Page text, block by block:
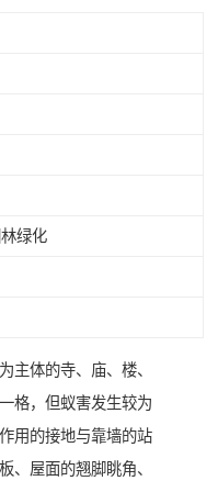
绿化
主体的寺、庙、楼、
格，但蚁害发生较为
用的接地与靠墙的站
、屋面的翘脚眺角、